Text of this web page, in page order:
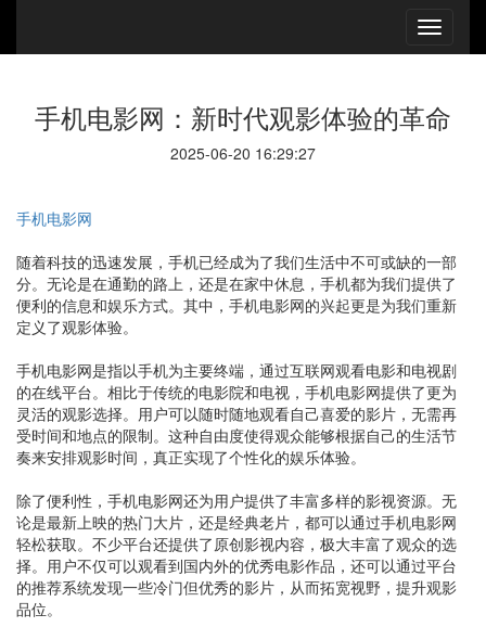
手机电影网：新时代观影体验的革命
2025-06-20 16:29:27
手机电影网
随着科技的迅速发展，手机已经成为了我们生活中不可或缺的一部
分。无论是在通勤的路上，还是在家中休息，手机都为我们提供了
便利的信息和娱乐方式。其中，手机电影网的兴起更是为我们重新
定义了观影体验。
手机电影网是指以手机为主要终端，通过互联网观看电影和电视剧
的在线平台。相比于传统的电影院和电视，手机电影网提供了更为
灵活的观影选择。用户可以随时随地观看自己喜爱的影片，无需再
受时间和地点的限制。这种自由度使得观众能够根据自己的生活节
奏来安排观影时间，真正实现了个性化的娱乐体验。
除了便利性，手机电影网还为用户提供了丰富多样的影视资源。无
论是最新上映的热门大片，还是经典老片，都可以通过手机电影网
轻松获取。不少平台还提供了原创影视内容，极大丰富了观众的选
择。用户不仅可以观看到国内外的优秀电影作品，还可以通过平台
的推荐系统发现一些冷门但优秀的影片，从而拓宽视野，提升观影
品位。